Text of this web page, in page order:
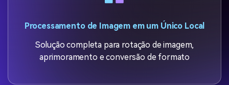
Processamento de Imagem em um Único Local
Solução completa para rotação de imagem,
aprimoramento e conversão de formato